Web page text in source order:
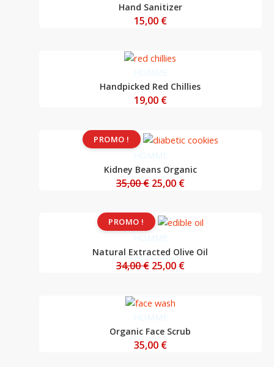
Hand Sanitizer
15,00 €
HOMME
Handpicked Red Chillies
19,00 €
PROMO !
HOMME
Kidney Beans Organic
35,00€
Le
prix
initial
était :
35,00 €.
25,00 €
Le
actuel
est :
PROMO !
HOMME
Natural Extracted Olive Oil
34,00€
Le
prix
initial
était :
34,00 €.
25,00 €
Le
actuel
est :
HOMME
Organic Face Scrub
35,00 €